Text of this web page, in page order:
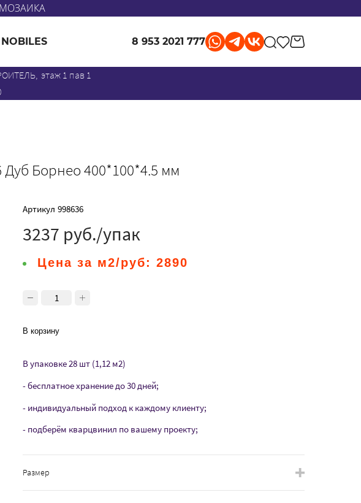
NOBILES 8 953 2021 777
этаж 1 пав 1
Дуб Борнео 400*100*4.5 мм
Артикул 998636
3237 руб./упак
Цена за м2/руб: 2890
В корзину
В упаковке 28 шт (1,12 м2)
- бесплатное хранение до 30 дней;
- индивидуальный подход к каждому клиенту;
- подберём кварцвинил по вашему проекту;
Размер